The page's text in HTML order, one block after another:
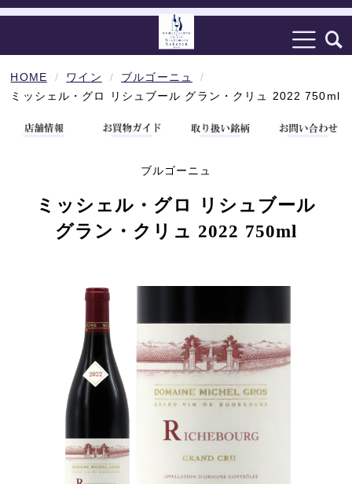
HOME ワイン
ブルゴーニュ
ミッシェル・グロ リシュブール グラン・クリュ 2022 750ml
ブルゴーニュ
ミッシェル・グロ リシュブール
グラン・クリュ 2022 750ml